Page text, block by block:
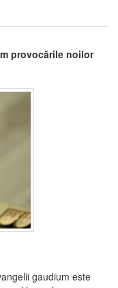
provocările noilor
gaudium este